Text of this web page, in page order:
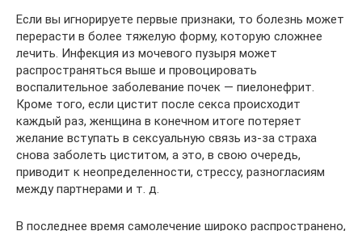
Если вы игнорируете первые признаки, то болезнь может
перерасти в более тяжелую форму, которую сложнее
лечить. Инфекция из мочевого пузыря может
распространяться выше и провоцировать
воспалительное заболевание почек — пиелонефрит.
Кроме того, если цистит после секса происходит
каждый раз, женщина в конечном итоге потеряет
желание вступать в сексуальную связь из-за страха
снова заболеть циститом, а это, в свою очередь,
приводит к неопределенности, стрессу, разногласиям
между партнерами и т. д.
В последнее время самолечение широко распространено,